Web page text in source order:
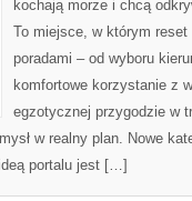
kochają morze i chcą
To miejsce, w którym
poradami – od wyboru
komfortowe korzystanie z
egzotycznej przygodzie w
w realny plan. Nowe
portalu jest […]